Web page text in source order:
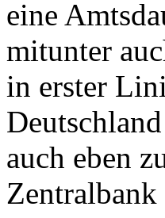
eine
mitunter
in erster
auch eben
Zentralbank